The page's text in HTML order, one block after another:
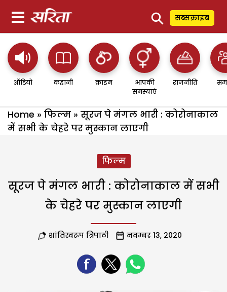
⚲ सब्सक्राइब
ऑडियो कहानी क्राइम
आपकी
समस्याएं
राजनीति
Home » फिल्म » सूरज पे मंगल भारी : कोरोनाकाल
में सभी के चेहरे पर मुस्कान लाएगी
फिल्म
सूरज पे मंगल भारी : कोरोनाकाल में सभी
के चेहरे पर मुस्कान लाएगी
शांतिस्वरूप त्रिपाठी नवम्बर 13, 2020